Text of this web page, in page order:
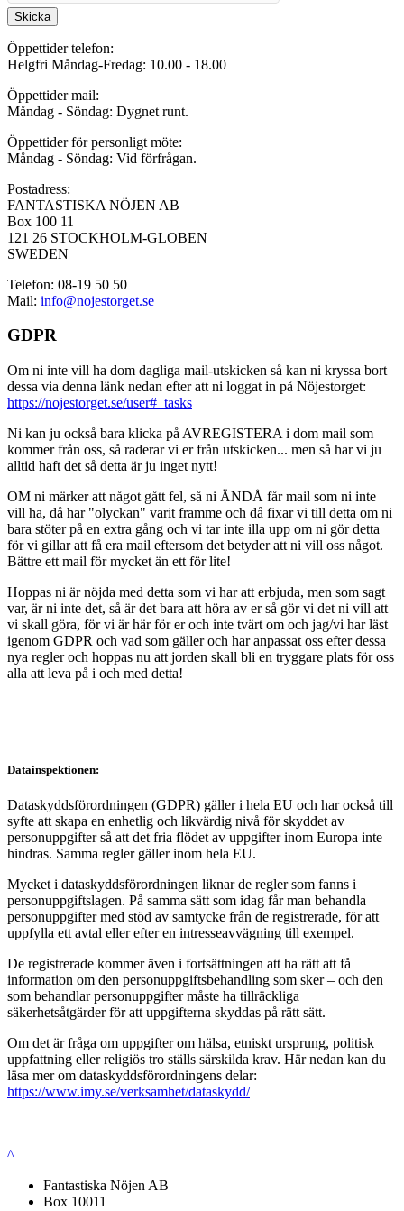
Skicka
Öppettider telefon:
Helgfri Måndag-Fredag: 10.00 - 18.00
Öppettider mail:
Måndag - Söndag: Dygnet runt.
Öppettider för personligt möte:
Måndag - Söndag: Vid förfrågan.
Postadress:
FANTASTISKA NÖJEN AB
Box 100 11
121 26 STOCKHOLM-GLOBEN
SWEDEN
Telefon: 08-19 50 50
Mail: info@nojestorget.se
GDPR
Om ni inte vill ha dom dagliga mail-utskicken så kan ni kryssa bort
dessa via denna länk nedan efter att ni loggat in på Nöjestorget:
https://nojestorget.se/user#_tasks
Ni kan ju också bara klicka på AVREGISTERA i dom mail som
kommer från oss, så raderar vi er från utskicken... men så har vi ju
alltid haft det så detta är ju inget nytt!
OM ni märker att något gått fel, så ni ÄNDÅ får mail som ni inte
vill ha, då har "olyckan" varit framme och då fixar vi till detta om ni
bara stöter på en extra gång och vi tar inte illa upp om ni gör detta
för vi gillar att få era mail eftersom det betyder att ni vill oss något.
Bättre ett mail för mycket än ett för lite!
Hoppas ni är nöjda med detta som vi har att erbjuda, men som sagt
var, är ni inte det, så är det bara att höra av er så gör vi det ni vill att
vi skall göra, för vi är här för er och inte tvärt om och jag/vi har läst
igenom GDPR och vad som gäller och har anpassat oss efter dessa
nya regler och hoppas nu att jorden skall bli en tryggare plats för oss
alla att leva på i och med detta!
Datainspektionen:
Dataskyddsförordningen (GDPR) gäller i hela EU och har också till
syfte att skapa en enhetlig och likvärdig nivå för skyddet av
personuppgifter så att det fria flödet av uppgifter inom Europa inte
hindras. Samma regler gäller inom hela EU.
Mycket i dataskyddsförordningen liknar de regler som fanns i
personuppgiftslagen. På samma sätt som idag får man behandla
personuppgifter med stöd av samtycke från de registrerade, för att
uppfylla ett avtal eller efter en intresseavvägning till exempel.
De registrerade kommer även i fortsättningen att ha rätt att få
information om den personuppgiftsbehandling som sker – och den
som behandlar personuppgifter måste ha tillräckliga
säkerhetsåtgärder för att uppgifterna skyddas på rätt sätt.
Om det är fråga om uppgifter om hälsa, etniskt ursprung, politisk
uppfattning eller religiös tro ställs särskilda krav. Här nedan kan du
läsa mer om dataskyddsförordningens delar:
https://www.imy.se/verksamhet/dataskydd/
^
Fantastiska Nöjen AB
Box 10011